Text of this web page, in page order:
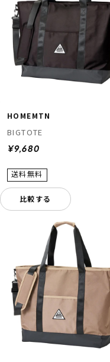
HOMEMTN
BIGTOTE
¥9,680
比較する